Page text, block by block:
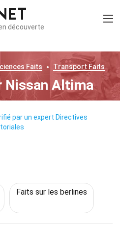
découverte
Faits Transport Faits
Nissan Altima
par un expert Directives
Faits sur les berlines